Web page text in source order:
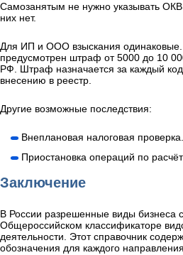
Самозанятым не нужно указывать
них нет.
Для ИП и ООО взыскания одинаковые.
предусмотрен штраф от 5000 до 10
РФ. Штраф назначается за каждый
внесению в реестр.
Другие возможные последствия:
Внеплановая налоговая проверка.
Приостановка операций по
Заключение
В России разрешенные виды бизнеса
Общероссийском классификаторе
деятельности. Этот справочник
обозначения для каждого направления.